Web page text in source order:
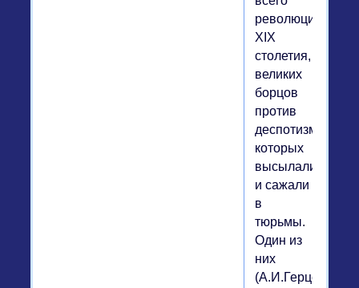
революционеров
XIX
столетия,
великих
борцов
против
деспотизма,
которых
высылали
и сажали
в
тюрьмы.
Один из
них
(А.И.Герцен)